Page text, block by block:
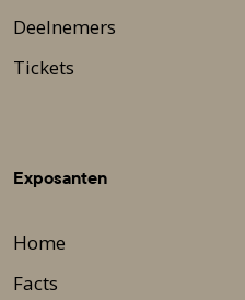
Deelnemers
Tickets
Exposanten
Home
Facts